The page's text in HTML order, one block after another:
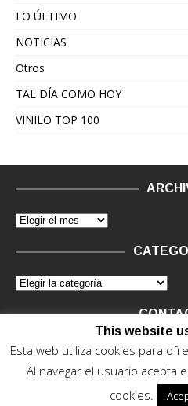
LO ÚLTIMO
NOTICIAS
Otros
TAL DÍA COMO HOY
VINILO TOP 100
Vinilo Negro.Consultas de
© 2015 - 2022. Vinilo Negro.
This website
Esta web utiliza cookies para
Al navegar el usuario acepta
cookies.